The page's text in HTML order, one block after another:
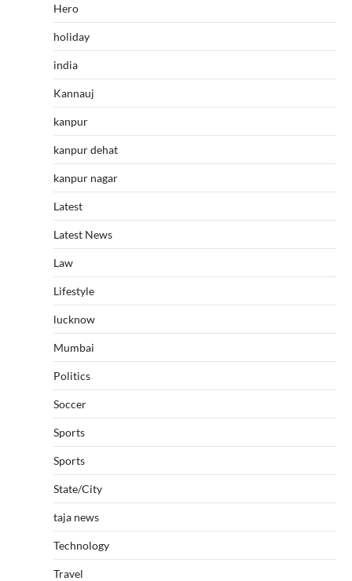
Hero
holiday
india
Kannauj
kanpur
kanpur dehat
kanpur nagar
Latest
Latest News
Law
Lifestyle
lucknow
Mumbai
Politics
Soccer
Sports
Sports
State/City
taja news
Technology
Travel